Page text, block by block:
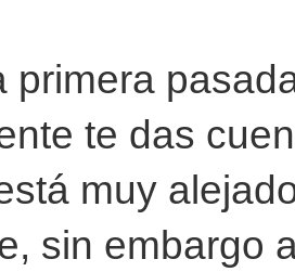
primera
te das
muy
sin embargo